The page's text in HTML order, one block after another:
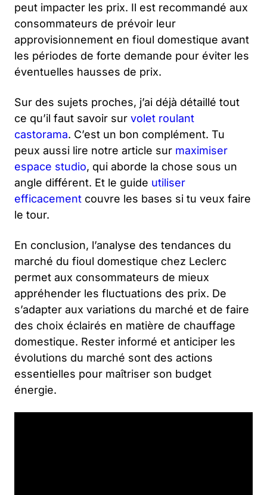
peut impacter les prix. Il est recommandé aux
consommateurs de prévoir leur
approvisionnement en fioul domestique avant
les périodes de forte demande pour éviter les
éventuelles hausses de prix.
Sur des sujets proches, j’ai déjà détaillé tout
ce qu’il faut savoir sur volet roulant
castorama. C’est un bon complément. Tu
peux aussi lire notre article sur maximiser
espace studio, qui aborde la chose sous un
angle différent. Et le guide utiliser
efficacement couvre les bases si tu veux faire
le tour.
En conclusion, l’analyse des tendances du
marché du fioul domestique chez Leclerc
permet aux consommateurs de mieux
appréhender les fluctuations des prix. De
s’adapter aux variations du marché et de faire
des choix éclairés en matière de chauffage
domestique. Rester informé et anticiper les
évolutions du marché sont des actions
essentielles pour maîtriser son budget
énergie.